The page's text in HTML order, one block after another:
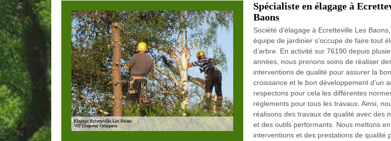
Spécialiste en élagage à
Baons
Société d’élagage à Ecretteville Les
équipe de jardinier s’occupe de faire tout
d’arbre. En activité sur 76190 depuis
années, nous prenons soins de réaliser
interventions de qualité pour assurer la
croissance et le bon développement d’un
respectons pour cela les différentes
règlements pour tous les travaux. Ainsi,
réalisons des travaux de qualité avec des
et des outils performants. Nous mettons
interventions et des prestations de qualité